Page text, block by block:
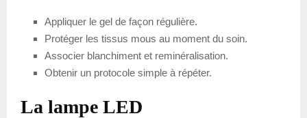
Appliquer le gel de façon régulière.
Protéger les tissus mous au moment du soin.
Associer blanchiment et reminéralisation.
Obtenir un protocole simple à répéter.
La lampe LED